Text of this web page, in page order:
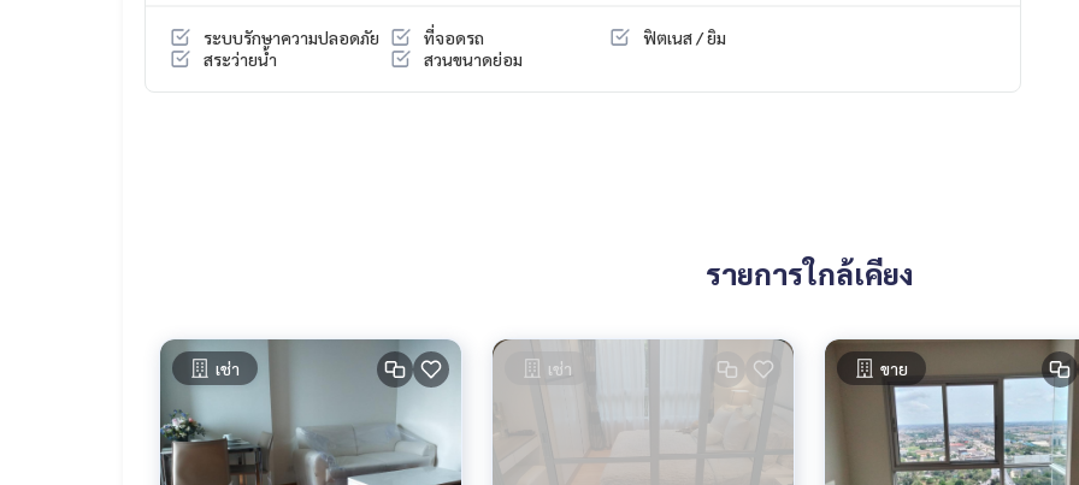
สิ่งอำนวยความสะดวกภายใน:
2. เจ้าหน้าที่รักษาความปลอดภัย 24 ชม.
ระบบรักษาความปลอดภัย ที่จอดรถ
ฟิตเนส / ยิม
สระว่ายน้ำ
สวนขนาดย่อม
รายการใกล้เคียง
เช่า เช่า ขาย